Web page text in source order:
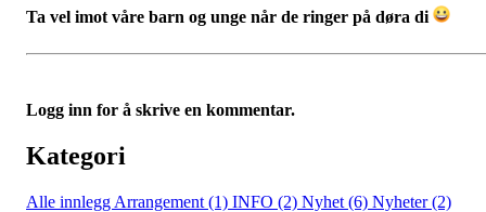
Ta vel imot våre barn og unge når de ringer på døra di
Logg inn for å skrive en kommentar.
Kategori
Alle innlegg Arrangement (1) INFO (2) Nyhet (6) Nyheter (2)